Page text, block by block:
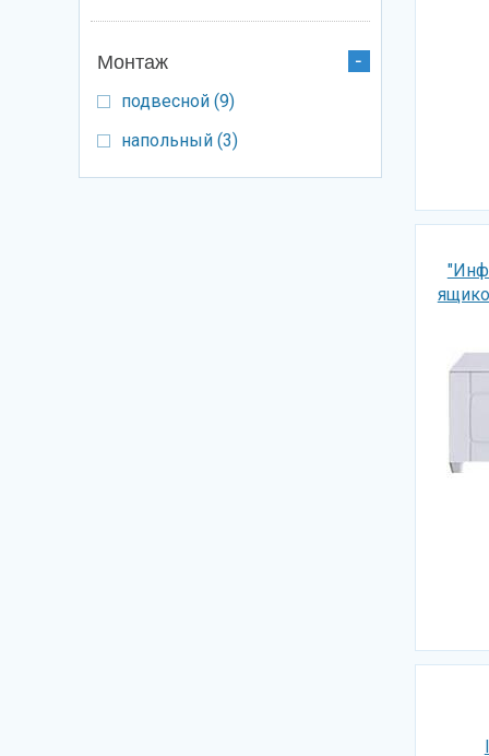
Монтаж
Apply подвесной filter
подвесной (9)
Apply напольный filter
напольный (3)